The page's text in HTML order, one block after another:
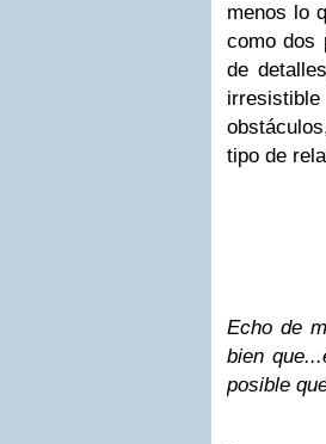
menos lo
como dos
de
obstáculos
tipo de
Echo de
bien
posible